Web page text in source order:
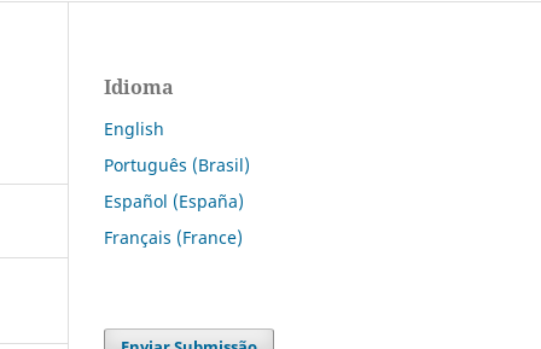
Idioma
English
Português (Brasil)
Español (España)
Français (France)